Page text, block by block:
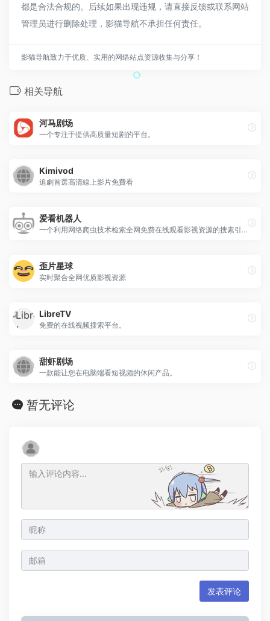
都是合法合规的。后续如果出现违规，请直接反馈或联系网站
管理员进行删除处理，影猫导航不承担任何责任。
影猫导航致力于优质、实用的网络站点资源收集与分享！
相关导航
河马剧场
一个专注于提供高质量短剧的平台。
Kimivod
追劇首選高清線上影片免費看
爱看机器人
一个利用网络爬虫技术检索全网免费在线观看影视资源的搜素引擎。
歪片星球
实时聚合全网优质影视资源
LibreTV
免费的在线视频搜索平台。
甜虾剧场
一款能让您在电脑端看短视频的休闲产品。
暂无评论
发表评论